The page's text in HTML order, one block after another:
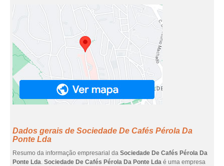
Dados gerais de Sociedade De Cafés Pérola Da
Ponte Lda
Resumo da informação empresarial da Sociedade De Cafés Pérola Da
Ponte Lda. Sociedade De Cafés Pérola Da Ponte Lda é uma empresa